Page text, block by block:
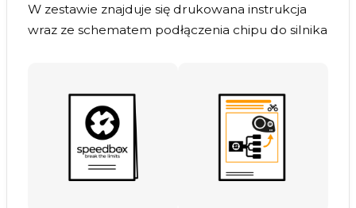
W zestawie znajduje się drukowana instrukcja
wraz ze schematem podłączenia chipu do silnika